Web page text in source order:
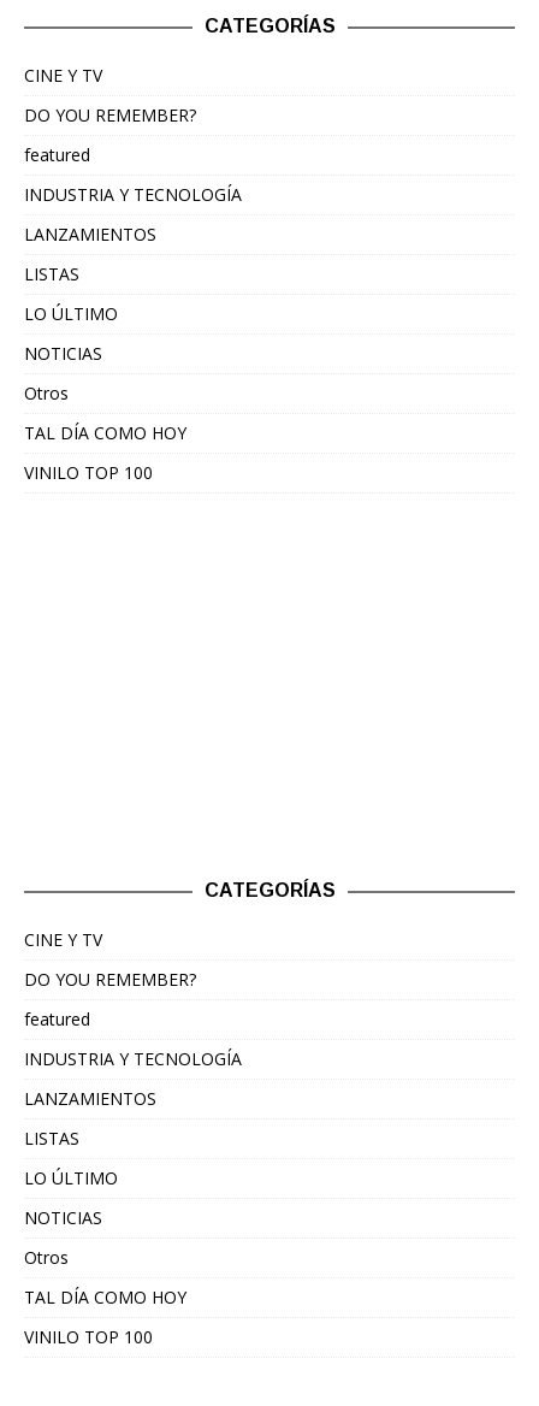
CATEGORÍAS
CINE Y TV
DO YOU REMEMBER?
featured
INDUSTRIA Y TECNOLOGÍA
LANZAMIENTOS
LISTAS
LO ÚLTIMO
NOTICIAS
Otros
TAL DÍA COMO HOY
VINILO TOP 100
CATEGORÍAS
CINE Y TV
DO YOU REMEMBER?
featured
INDUSTRIA Y TECNOLOGÍA
LANZAMIENTOS
LISTAS
LO ÚLTIMO
NOTICIAS
Otros
TAL DÍA COMO HOY
VINILO TOP 100